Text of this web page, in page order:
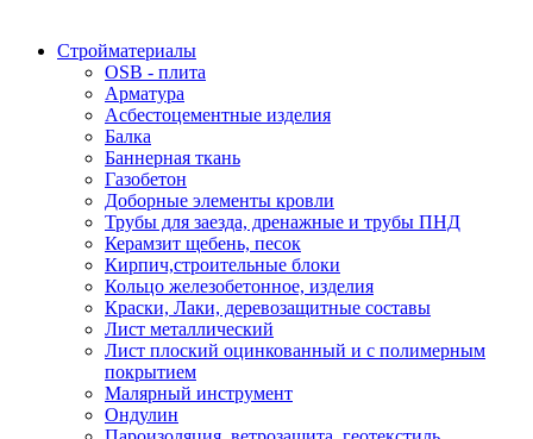
Стройматериалы
OSB - плита
Арматура
Асбестоцементные изделия
Балка
Баннерная ткань
Газобетон
Доборные элементы кровли
Трубы для заезда, дренажные и трубы ПНД
Керамзит щебень, песок
Кирпич,строительные блоки
Кольцо железобетонное, изделия
Краски, Лаки, деревозащитные составы
Лист металлический
Лист плоский оцинкованный и с полимерным
покрытием
Малярный инструмент
Ондулин